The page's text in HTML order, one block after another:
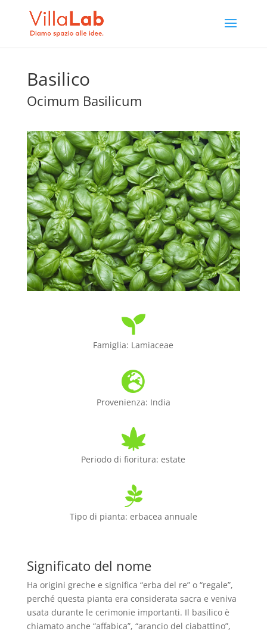
Basilico
Ocimum Basilicum

Famiglia: Lamiaceae

Provenienza: India

Periodo di fioritura: estate

Tipo di pianta: erbacea annuale
Significato del nome
Ha origini greche e significa “erba del re” o “regale”,
perché questa pianta era considerata sacra e veniva
usata durante le cerimonie importanti. Il basilico è
chiamato anche “affabica”, “arancio del ciabattino”,